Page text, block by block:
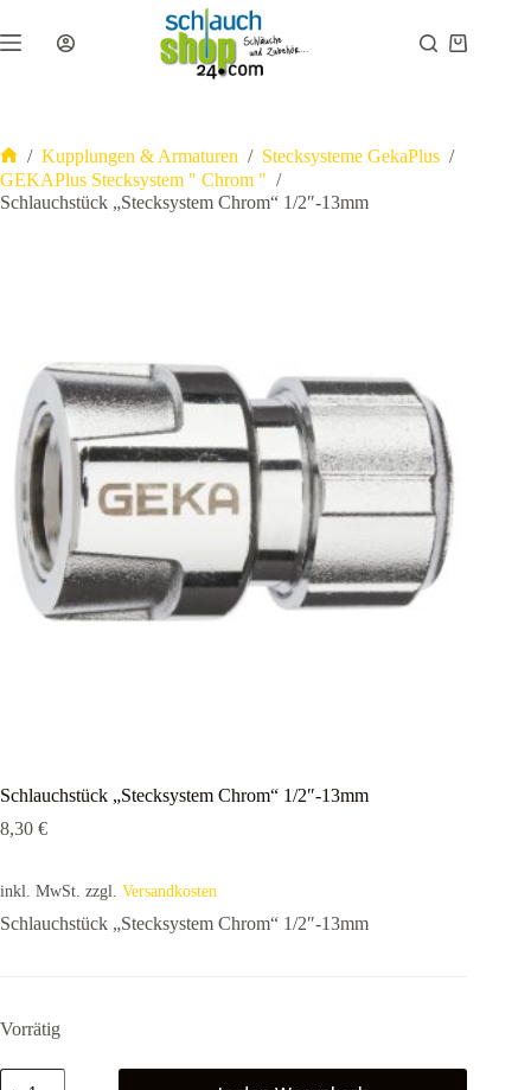
Inhalt
springen
Warenkorb
Start
/ Kupplungen & Armaturen / Stecksysteme GekaPlus /
GEKAPlus Stecksystem " Chrom " /
Schlauchstück „Stecksystem Chrom“ 1/2″-13mm
Schlauchstück „Stecksystem Chrom“ 1/2″-13mm
8,30 €
inkl. MwSt. zzgl. Versandkosten
Schlauchstück „Stecksystem Chrom“ 1/2″-13mm
Vorrätig
Schlauchstück